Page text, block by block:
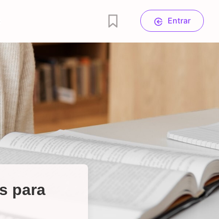
Entrar
para